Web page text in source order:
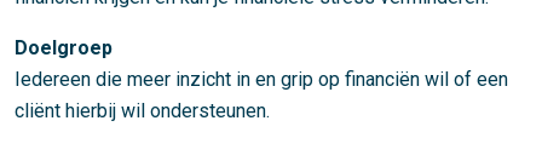
Doelgroep
Iedereen die meer inzicht in en grip op financiën wil of een
cliënt hierbij wil ondersteunen.